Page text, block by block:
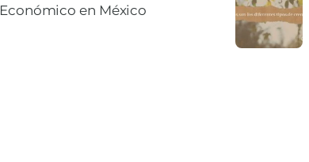
Económico en México